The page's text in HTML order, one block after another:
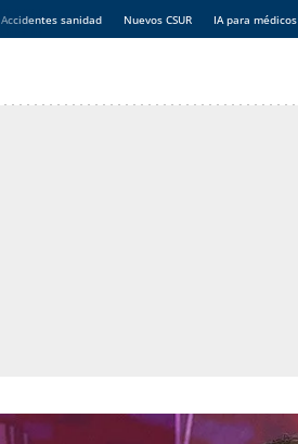
Accidentes sanidad Nuevos CSUR IA para médicos